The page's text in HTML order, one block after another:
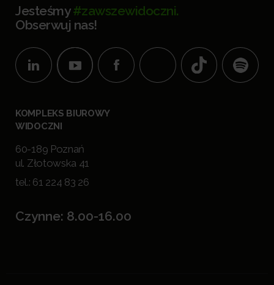
Jesteśmy#zawszewidoczni.
Obserwuj nas!
KOMPLEKS BIUROWY
WIDOCZNI
60-189 Poznań
ul. Złotowska 41
tel.: 61 224 83 26
Czynne: 8.00-16.00